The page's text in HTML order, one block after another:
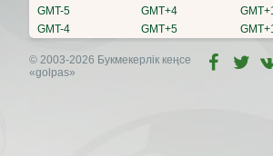
GMT-5
GMT-4
GMT+4
GMT+5
© 2003-2026 Букмекерлік кеңсе
«golpas»